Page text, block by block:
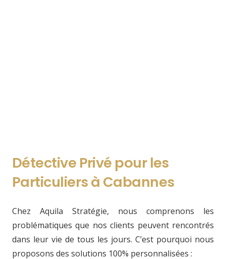
Détective Privé pour les
Particuliers à Cabannes
Chez Aquila Stratégie, nous comprenons les
problématiques que nos clients peuvent rencontrés
dans leur vie de tous les jours. C’est pourquoi nous
proposons des solutions 100% personnalisées :